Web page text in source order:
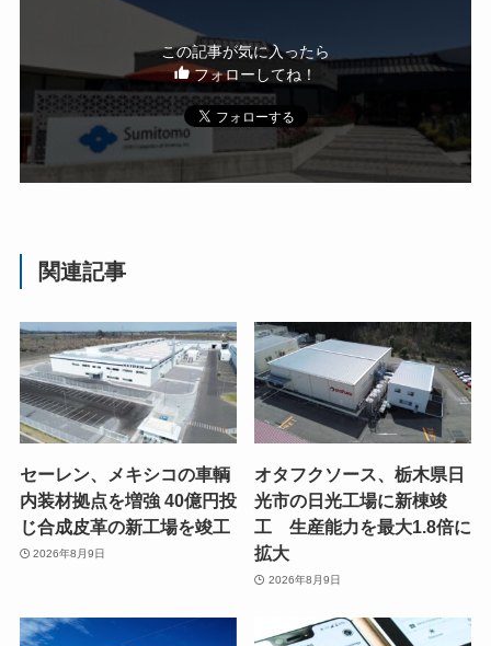
この記事が気に入ったら
フォローしてね！
関連記事
セーレン、メキシコの車輌
内装材拠点を増強 40億円投
じ合成皮革の新工場を竣工
2026年8月9日
オタフクソース、栃木県日
光市の日光工場に新棟竣
工 生産能力を最大1.8倍に
拡大
2026年8月9日